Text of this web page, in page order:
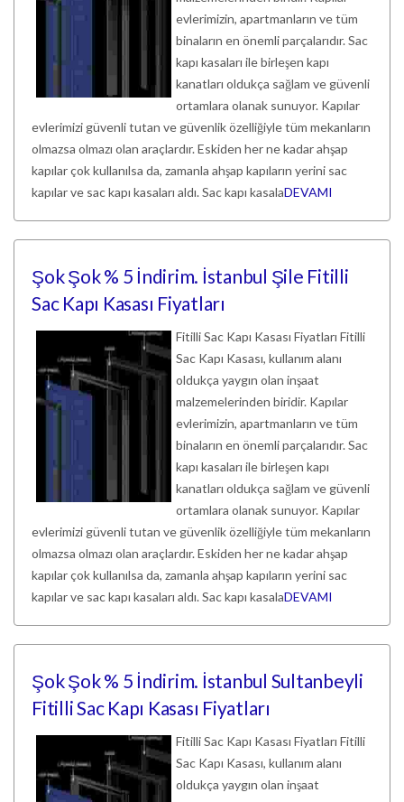
evlerimizin, apartmanların ve tüm
binaların en önemli parçalarıdır. Sac
kapı kasaları ile birleşen kapı
kanatları oldukça sağlam ve güvenli
ortamlara olanak sunuyor. Kapılar
evlerimizi güvenli tutan ve güvenlik özelliğiyle tüm mekanların
olmazsa olmazı olan araçlardır. Eskiden her ne kadar ahşap
kapılar çok kullanılsa da, zamanla ahşap kapıların yerini sac
kapılar ve sac kapı kasaları aldı. Sac kapı kasalaDEVAMI
Şok Şok % 5 İndirim. İstanbul Şile Fitilli
Sac Kapı Kasası Fiyatları
Fitilli Sac Kapı Kasası Fiyatları Fitilli
Sac Kapı Kasası, kullanım alanı
oldukça yaygın olan inşaat
malzemelerinden biridir. Kapılar
evlerimizin, apartmanların ve tüm
binaların en önemli parçalarıdır. Sac
kapı kasaları ile birleşen kapı
kanatları oldukça sağlam ve güvenli
ortamlara olanak sunuyor. Kapılar
evlerimizi güvenli tutan ve güvenlik özelliğiyle tüm mekanların
olmazsa olmazı olan araçlardır. Eskiden her ne kadar ahşap
kapılar çok kullanılsa da, zamanla ahşap kapıların yerini sac
kapılar ve sac kapı kasaları aldı. Sac kapı kasalaDEVAMI
Şok Şok % 5 İndirim. İstanbul Sultanbeyli
Fitilli Sac Kapı Kasası Fiyatları
Fitilli Sac Kapı Kasası Fiyatları Fitilli
Sac Kapı Kasası, kullanım alanı
oldukça yaygın olan inşaat